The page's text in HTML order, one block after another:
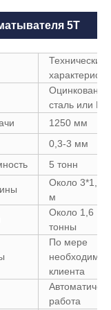
5T
Технические
сталь или
1250 мм
0,3-3 мм
5 тонн
Около
м
Около 1,6
тонны
По мере
клиента
работа